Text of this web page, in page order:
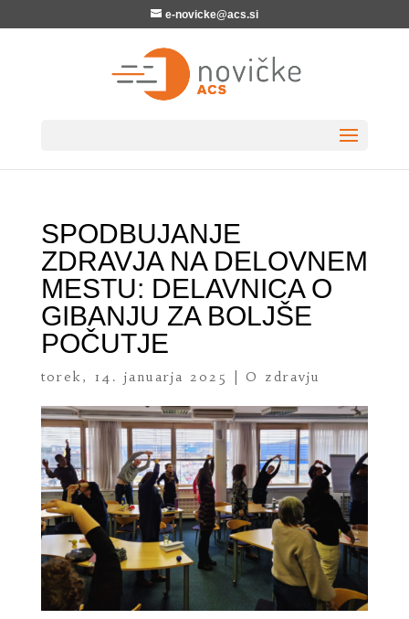
e-novicke@acs.si
SPODBUJANJE
ZDRAVJA NA DELOVNEM
MESTU: DELAVNICA O
GIBANJU ZA BOLJŠE
POČUTJE
torek, 14. januarja 2025 O zdravju